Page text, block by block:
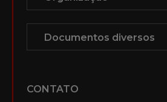
CONTATO